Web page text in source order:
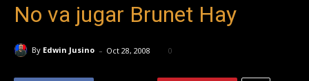
No va jugar Brunet Hay
By Edwin Jusino - Oct 28, 2008 0